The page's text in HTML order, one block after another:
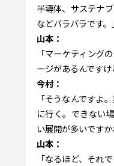
半導体、サステナ
などバラバラです。」
山本：
「マーケティング
ージがあるんですけ
今村：
「そうなんですよ
に行く。できない
い展開が多いですか
山本：
「なるほど、それ